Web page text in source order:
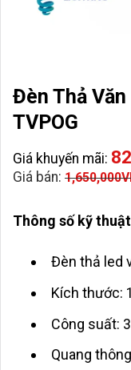
Đèn Thả Văn
TVPOG
Giá khuyến mãi:
Giá bán: 1,650,000
Thông số kỹ thuật
Đèn thả led
Kích thước:
Công suất:
Quang